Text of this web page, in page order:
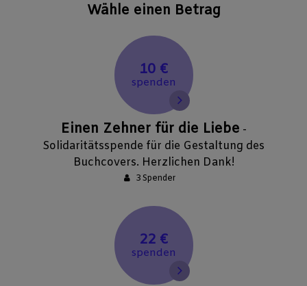
Wähle einen Betrag
10 €
spenden
Einen Zehner für die Liebe -
Solidaritätsspende für die Gestaltung des
Buchcovers. Herzlichen Dank!
3 Spender
22 €
spenden